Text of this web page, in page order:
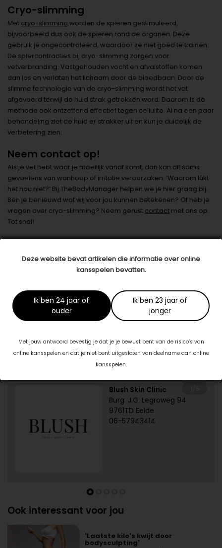
Deze website bevat artikelen die informatie over online
kansspelen bevatten.
Ik ben 24 jaar of
ouder
Ik ben 23 jaar of
jonger
Met jouw antwoord bevestig je dat je je bewust bent van de risico’s van
online kansspelen en dat je niet bent uitgesloten van deelname aan online
kansspelen.
Cryo-slimming
Met cryo-slimming worden de spieren gestimuleerd,
bijvoorbeeld dus ook de spieren rond de organen. Deze
gebruik je ongecontroleerd, waardoor ze niet goed te trainen.
De spiercontracties bij cryo-slimming zorgen voor
vetverbranding. Vastgehouden vocht en afvalstoffen komen
dan los en verlaten het lichaam door de bloedbaan. Door de
slimme technologie van de cryo-slimming wordt het vet
afgevoerd terwijl de huid strak getrokken word. Daarom is de
methode ook ontzettend effectief tegen cellulite. Al na een paar
behandeling ziet de huid er strakker uit en kun je duidelijk de
verbetering zien.
Neem contact op!
Als je vet hebt waar je moeilijk vanaf komt, dan kan dit soms
gevoelens van wanhoop of irritatie veroorzaken. ‘Waarom lúkt
het nou niet?’ Bij TheBodyManager helpen we je hier graag bij.
Ben je benieuwd wat wij voor jou kunnen betekenen? Of heb je
vragen over cryo-slimming? Neem gerust contact met ons op.
Tot snel!
Datum: 03 maart 2023
Deel dit artikel
Dit artikel is tot stand gekomen in samenwerking met:
TheBodyManager
www.natuurlijknogmooier.com
Specialisten in jouw buurt
Blush Skin Clinic
Burg. J.G. Legroweg 94
9761TD Eelde
06-57943414
Ook interessant voor jou
'Laatste kilo's kwijt door
bodysculpting'